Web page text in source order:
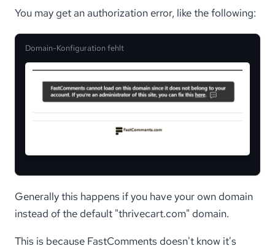
You may get an authorization error, like the following:
Domain-Konfiguration fehlt
Generally this happens if you have your own domain
instead of the default "thrivecart.com" domain.
This is because FastComments doesn't know it's